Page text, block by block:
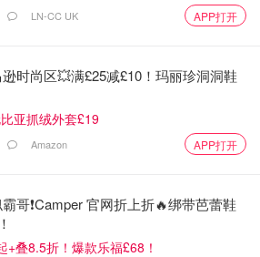
LN-CC UK APP打开
时尚区💥满£25减£10！玛丽珍洞洞鞋
亚抓绒外套£19
Amazon APP打开
哥❗️Camper 官网折上折🔥绑带芭蕾鞋
+叠8.5折！爆款乐福£68！